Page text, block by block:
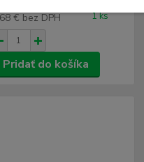
€ bez DPH
1 ks
Pridať do košíka